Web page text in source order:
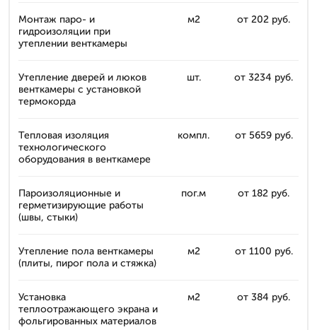
Монтаж паро- и
гидроизоляции при
утеплении венткамеры
м2 от 202 руб.
Утепление дверей и люков
венткамеры с установкой
термокорда
шт. от 3234 руб.
Тепловая изоляция
технологического
оборудования в венткамере
компл. от 5659 руб.
Пароизоляционные и
герметизирующие работы
(швы, стыки)
пог.м от 182 руб.
Утепление пола венткамеры
(плиты, пирог пола и стяжка)
м2 от 1100 руб.
Установка
теплоотражающего экрана и
фольгированных материалов
м2 от 384 руб.